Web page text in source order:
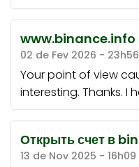
www.binance.info
02 de Fev 2026 - 23h56
Your point of view
interesting. Thanks. I
Открыть счет в
13 de Nov 2025 - 16h09